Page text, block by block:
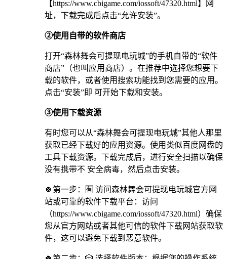
【https://www.cbigame.com/iossoft/47320.html】网
址，下载完成后点击“允许安装”。
②使用自带的软件商店
打开“森林舞会可提现电玩城”的手机自带的“软件
商店”（也叫应用商店）。在推荐中选择您想要下
载的软件，或者使用搜索功能找到您需要的应用。
点击“安装”即 可开始下载和安装。
③使用下载资源
有时您可以从“森林舞会可提现电玩城”其他人那里
获取已经下载好的应用资源。使用类似百度网盘的
工具下载资源。下载完成后，进行安全扫描以确保
没有携带不 安全病毒，然后点击安装。
🍀第一步：🈶 访问森林舞会可提现电玩城官方网
站或可靠的软件下载平台：访问
（https://www.cbigame.com/iossoft/47320.html）确保
您从官方网站或者其他可信的软件下载网站获取软
件，这可以避免下载到恶意软件。